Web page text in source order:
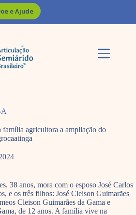
e Ajude
família agricultora a ampliação do
38 anos, mora com o esposo José Carlos
e os três filhos: José Cleison Guimarães
Cleison Guimarães da Gama e
de 12 anos. A família vive na